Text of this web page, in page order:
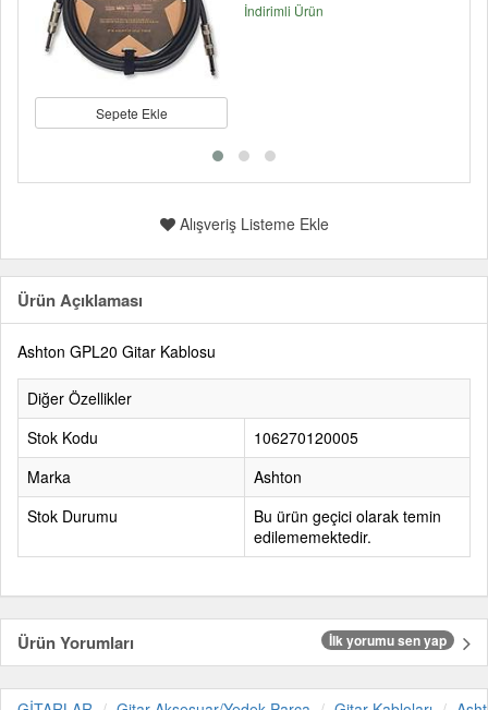
Sepete Ekle
İndirimli Ürün
Alışveriş Listeme Ekle
Ürün Açıklaması
Ashton GPL20 Gitar Kablosu
Diğer Özellikler
Stok Kodu
106270120005
Marka
Ashton
Stok Durumu
Bu ürün geçici olarak temin
edilememektedir.
Ürün Yorumları İlk yorumu sen yap